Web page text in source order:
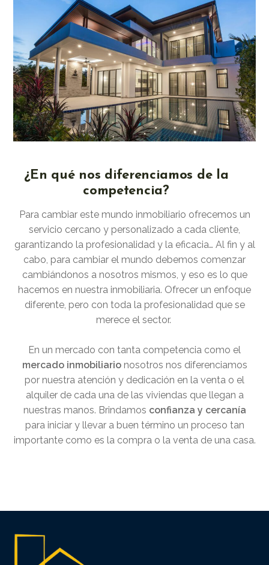
¿En qué nos diferenciamos de la
competencia?
Para cambiar este mundo inmobiliario ofrecemos un
servicio cercano y personalizado a cada cliente,
garantizando la profesionalidad y la eficacia… Al fin y al
cabo, para cambiar el mundo debemos comenzar
cambiándonos a nosotros mismos, y eso es lo que
hacemos en nuestra inmobiliaria. Ofrecer un enfoque
diferente, pero con toda la profesionalidad que se
merece el sector.
En un mercado con tanta competencia como el
mercado inmobiliarionosotros nos diferenciamos
por nuestra atención y dedicación en la venta o el
alquiler de cada una de las viviendas que llegan a
nuestras manos. Brindamos confianza y cercanía
para iniciar y llevar a buen término un proceso tan
importante como es la compra o la venta de una casa.